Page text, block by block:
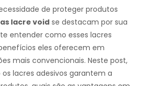
de proteger produtos
lacre void se destacam por sua
entender como esses lacres
eles oferecem em
mais convencionais. Neste post,
lacres adesivos garantem a